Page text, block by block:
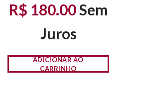
R$ 180.00Sem
Juros
ADICIONAR AO
CARRINHO